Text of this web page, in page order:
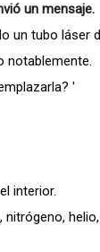
un mensaje.
un tubo láser
notablemente.
'
interior.